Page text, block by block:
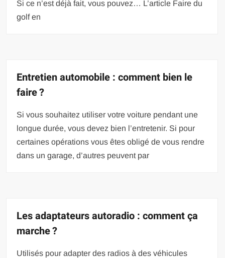
Si ce n’est déjà fait, vous pouvez… L’article Faire du
golf en
Entretien automobile : comment bien le
faire ?
Si vous souhaitez utiliser votre voiture pendant une
longue durée, vous devez bien l’entretenir. Si pour
certaines opérations vous êtes obligé de vous rendre
dans un garage, d’autres peuvent par
Les adaptateurs autoradio : comment ça
marche ?
Utilisés pour adapter des radios à des véhicules